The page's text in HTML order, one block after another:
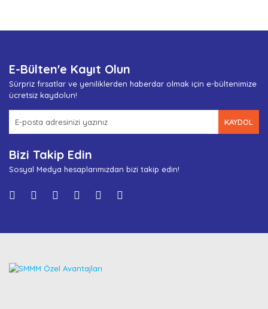
E-Bülten'e Kayıt Olun
Sürpriz fırsatlar ve yeniliklerden haberdar olmak için e-bültenimize
ücretsiz kaydolun!
KAYDOL
Bizi Takip Edin
Sosyal Medya hesaplarımızdan bizi takip edin!